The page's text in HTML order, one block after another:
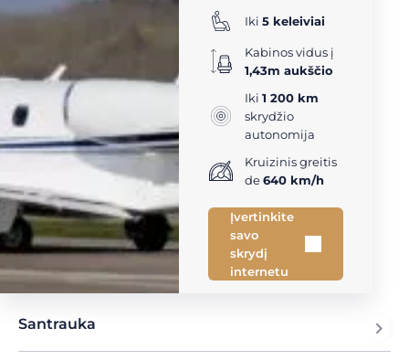
Iki 5 keleiviai
Kabinos vidus į
1,43m aukščio
Iki 1 200 km
skrydžio
autonomija
Kruizinis greitis
de640 km/h
Įvertinkite
savo
skrydį
internetu
Santrauka